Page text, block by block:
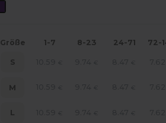
Größe 1-7 8-23 24-71 72-
S
M
L